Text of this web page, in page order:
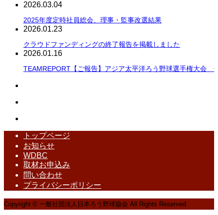
2026.03.04
2025年度定時社員総会、理事・監事改選結果
2026.01.23
クラウドファンディングの終了報告を掲載しました
2026.01.16
TEAMREPORT【ご報告】アジア太平洋ろう野球選手権大会
トップページ
お知らせ
WDBC
取材お申込み
問い合わせ
プライバシーポリシー
Copyright © 一般社団法人日本ろう野球協会 All Rights Reserved.